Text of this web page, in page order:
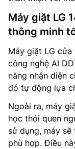
Máy giặt LG
thông minh
Máy giặt LG cửa
công nghệ AI
năng nhận diện
đó tự động lựa
Ngoài ra, máy
học thói quen
sử dụng, máy
phù hợp. Điều